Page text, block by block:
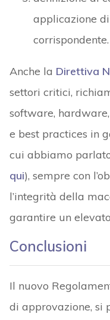
applicazione
corrispondente.
Anche la Direttiva
settori critici,
software,
e best practices in
cui abbiamo
qui), sempre con
l’integrità della
garantire un
Conclusioni
Il nuovo
di approvazione, si